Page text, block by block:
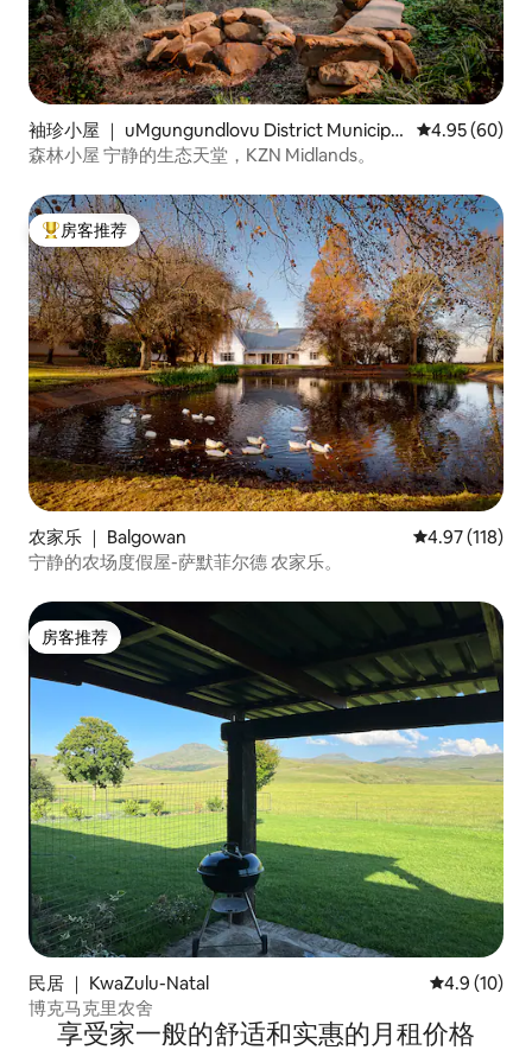
袖珍小屋 ｜ uMgungundlovu District Municipali
ty
平均评分 4.95
4.95 (60)
森林小屋 宁静的生态天堂，KZN Midlands。
热门「房客推荐」
房客推荐
农家乐 ｜ Balgowan 平均评分 4.97
4.97 (118)
宁静的农场度假屋-萨默菲尔德 农家乐。
房客推荐
房客推荐
民居 ｜ KwaZulu-Natal 平均评分
4.9 (10)
博克马克里农舍
享受家一般的舒适和实惠的月租价格